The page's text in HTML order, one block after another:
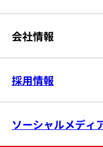
会社情報
採用情報
ソーシャルメディ